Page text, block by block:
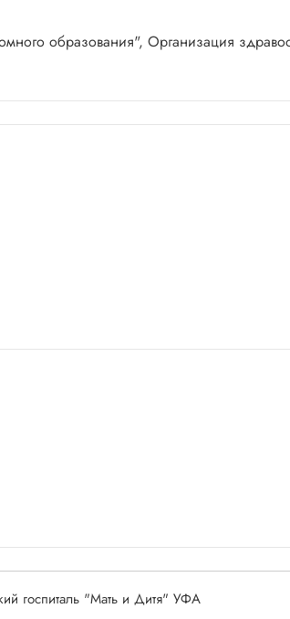
образования", Организация
госпиталь "Мать и Дитя" УФА